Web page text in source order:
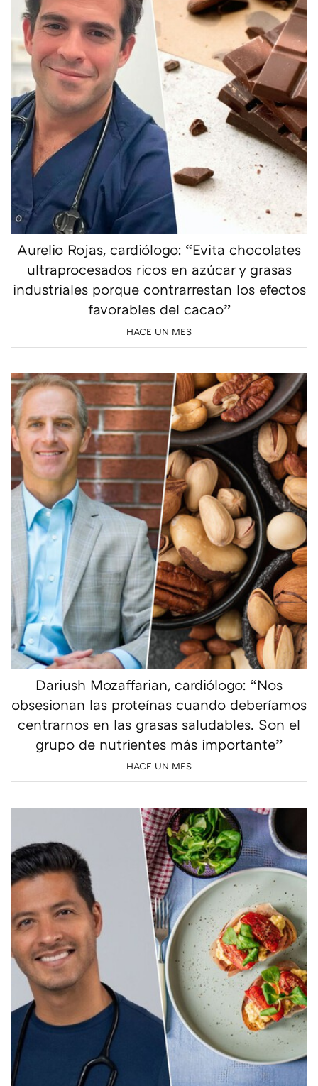
Aurelio Rojas, cardiólogo: “Evita chocolates
ultraprocesados ricos en azúcar y grasas
industriales porque contrarrestan los efectos
favorables del cacao”
HACE UN MES
Dariush Mozaffarian, cardiólogo: “Nos
obsesionan las proteínas cuando deberíamos
centrarnos en las grasas saludables. Son el
grupo de nutrientes más importante”
HACE UN MES